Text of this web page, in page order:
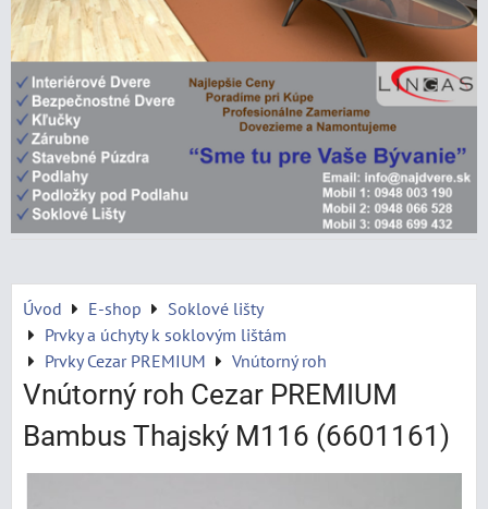
Úvod E-shop
Soklové lišty
Prvky a úchyty k soklovým lištám
Prvky Cezar PREMIUM
Vnútorný roh
Vnútorný roh Cezar PREMIUM
Bambus Thajský M116 (6601161)